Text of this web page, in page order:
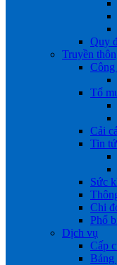
Quy
Truyền
Công
Tổ
Cải
Tin
Sức
Chi
Phổ
Dịch vụ
Cấp
Bảng